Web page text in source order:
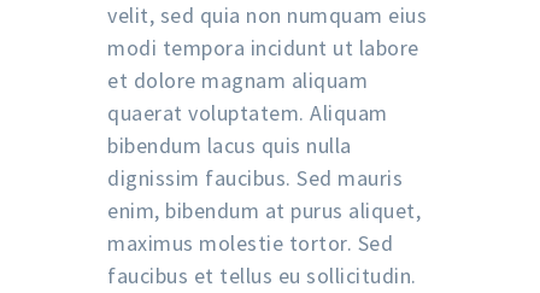
velit, sed quia non numquam eius
modi tempora incidunt ut labore
et dolore magnam aliquam
quaerat voluptatem. Aliquam
bibendum lacus quis nulla
dignissim faucibus. Sed mauris
enim, bibendum at purus aliquet,
maximus molestie tortor. Sed
faucibus et tellus eu sollicitudin.